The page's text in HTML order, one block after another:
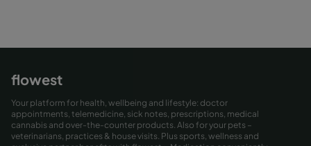
flowest
Your platform for health, wellbeing and lifestyle: doctor
appointments, telemedicine, sick notes, prescriptions, medical
cannabis and over-the-counter products. Also for your pets –
veterinarians, practices & house visits. Plus sports, wellness and